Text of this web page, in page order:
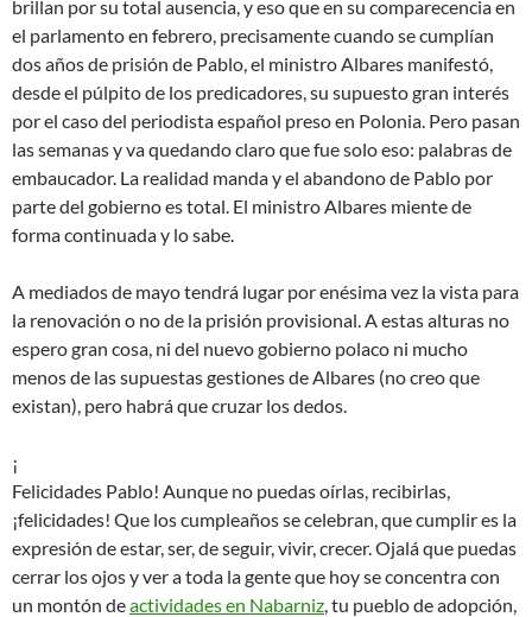
brillan por su total ausencia, y eso que en su comparecencia en
el parlamento en febrero, precisamente cuando se cumplían
dos años de prisión de Pablo, el ministro Albares manifestó,
desde el púlpito de los predicadores, su supuesto gran interés
por el caso del periodista español preso en Polonia. Pero pasan
las semanas y va quedando claro que fue solo eso: palabras de
embaucador. La realidad manda y el abandono de Pablo por
parte del gobierno es total. El ministro Albares miente de
forma continuada y lo sabe.
A mediados de mayo tendrá lugar por enésima vez la vista para
la renovación o no de la prisión provisional. A estas alturas no
espero gran cosa, ni del nuevo gobierno polaco ni mucho
menos de las supuestas gestiones de Albares (no creo que
existan), pero habrá que cruzar los dedos.
¡
Felicidades Pablo! Aunque no puedas oírlas, recibirlas,
¡felicidades! Que los cumpleaños se celebran, que cumplir es la
expresión de estar, ser, de seguir, vivir, crecer. Ojalá que puedas
cerrar los ojos y ver a toda la gente que hoy se concentra con
un montón deactividades en Nabarniz , tu pueblo de adopción,